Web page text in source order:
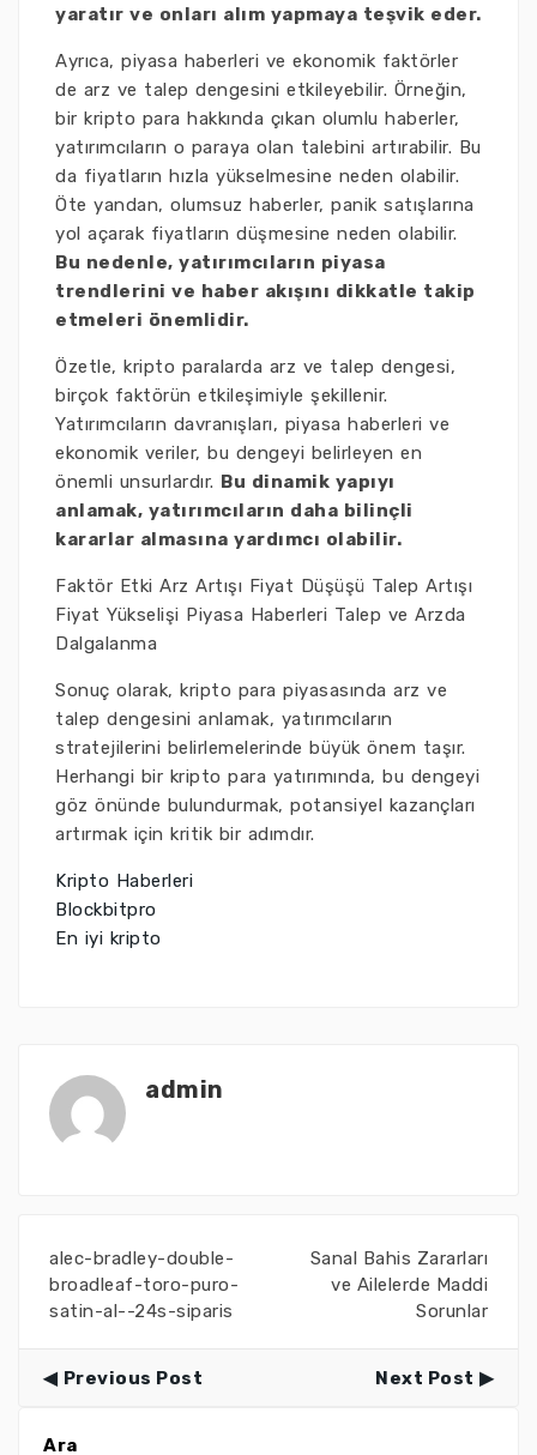
yaratır ve onları alım yapmaya teşvik eder.
Ayrıca, piyasa haberleri ve ekonomik faktörler
de arz ve talep dengesini etkileyebilir. Örneğin,
bir kripto para hakkında çıkan olumlu haberler,
yatırımcıların o paraya olan talebini artırabilir. Bu
da fiyatların hızla yükselmesine neden olabilir.
Öte yandan, olumsuz haberler, panik satışlarına
yol açarak fiyatların düşmesine neden olabilir.
Bu nedenle, yatırımcıların piyasa
trendlerini ve haber akışını dikkatle takip
etmeleri önemlidir.
Özetle, kripto paralarda arz ve talep dengesi,
birçok faktörün etkileşimiyle şekillenir.
Yatırımcıların davranışları, piyasa haberleri ve
ekonomik veriler, bu dengeyi belirleyen en
önemli unsurlardır. Bu dinamik yapıyı
anlamak, yatırımcıların daha bilinçli
kararlar almasına yardımcı olabilir.
Faktör Etki Arz Artışı Fiyat Düşüşü Talep Artışı
Fiyat Yükselişi Piyasa Haberleri Talep ve Arzda
Dalgalanma
Sonuç olarak, kripto para piyasasında arz ve
talep dengesini anlamak, yatırımcıların
stratejilerini belirlemelerinde büyük önem taşır.
Herhangi bir kripto para yatırımında, bu dengeyi
göz önünde bulundurmak, potansiyel kazançları
artırmak için kritik bir adımdır.
Kripto Haberleri
Blockbitpro
En iyi kripto
admin
alec-bradley-double-
broadleaf-toro-puro-
satin-al--24s-siparis
Sanal Bahis Zararları
ve Ailelerde Maddi
Sorunlar
Previous Post Next Post
Ara